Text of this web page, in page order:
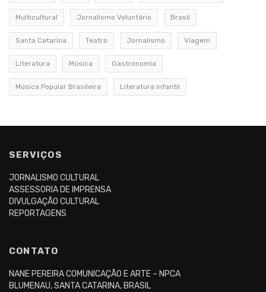
Multicultural Jornalismo Voluntário Brasil
Santa Catarina Teatro Jornalismo Viagem
Literatura Música Gastronomia
Música Popular Brasileira Literatura infantil
SERVIÇOS
JORNALISMO CULTURAL
ASSESSORIA DE IMPRENSA
DIVULGAÇÃO CULTURAL
REPORTAGENS
CONTATO
NANE PEREIRA COMUNICAÇÃO E ARTE – NPCA
BLUMENAU, SANTA CATARINA, BRASIL